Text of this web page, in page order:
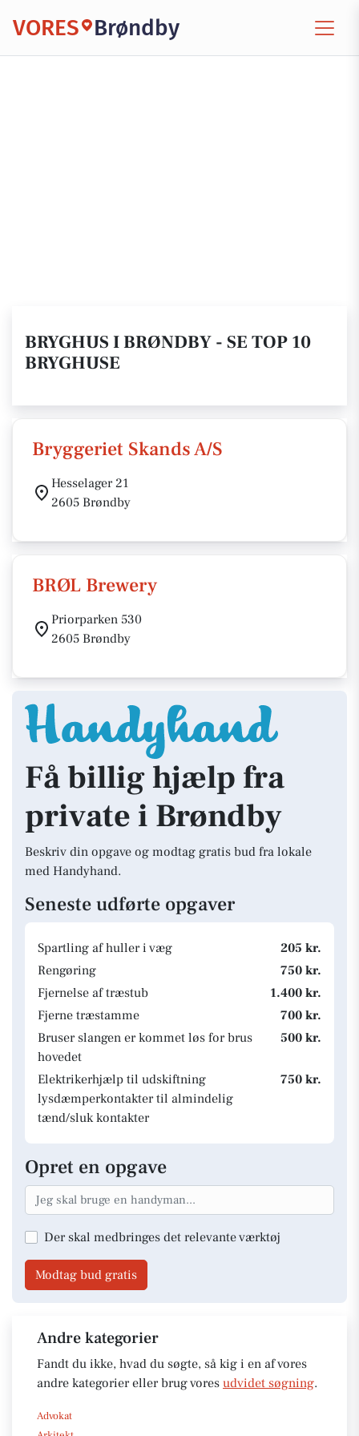
VORES Brøndby
BRYGHUS I BRØNDBY - SE TOP 10
BRYGHUSE
Bryggeriet Skands A/S
Hesselager 21
2605 Brøndby
BRØL Brewery
Priorparken 530
2605 Brøndby
Få billig hjælp fra
private i Brøndby
Beskriv din opgave og modtag gratis bud fra lokale
med Handyhand.
Seneste udførte opgaver
Spartling af huller i væg
205 kr.
Rengøring
750 kr.
Fjernelse af træstub
1.400 kr.
Fjerne træstamme
700 kr.
Bruser slangen er kommet løs for brus
hovedet
500 kr.
Elektrikerhjælp til udskiftning
lysdæmperkontakter til almindelig
tænd/sluk kontakter
750 kr.
Opret en opgave
Der skal medbringes det relevante værktøj
Modtag bud gratis
Andre kategorier
Fandt du ikke, hvad du søgte, så kig i en af vores
andre kategorier eller brug vores udvidet søgning.
Advokat